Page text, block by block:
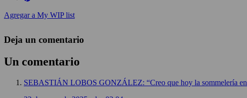
Agregar a My WIP list
Deja un comentario
Un comentario
SEBASTIÁN LOBOS GONZÁLEZ: “Creo que hoy la sommelería en